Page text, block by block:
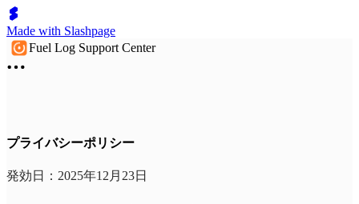
Made with Slashpage
Fuel Log Support Center
プライバシーポリシー
発効日：2025年12月23日